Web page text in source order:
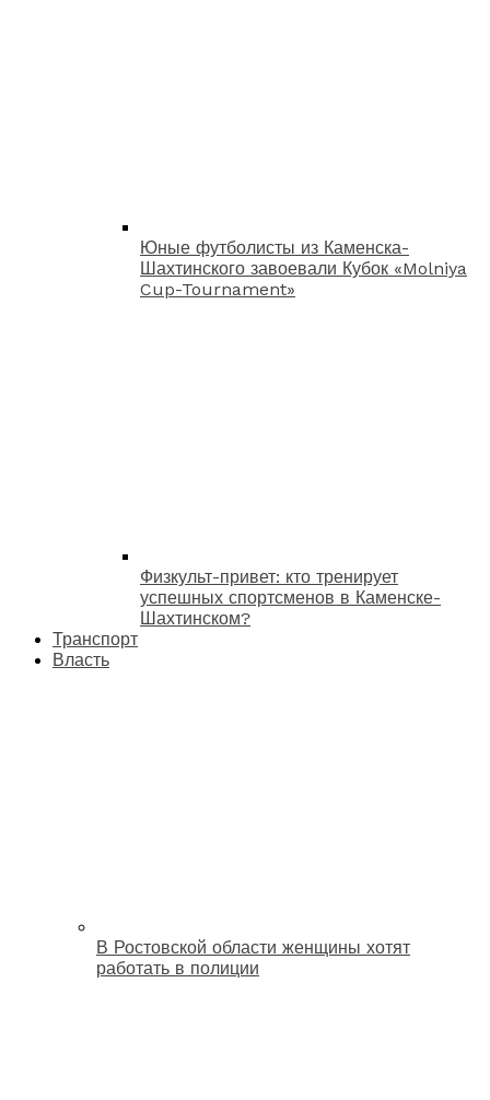
Юные футболисты из Каменска-
Шахтинского завоевали Кубок «Molniya
Cup-Tournament»
Физкульт-привет: кто тренирует
успешных спортсменов в Каменске-
Шахтинском?
Транспорт
Власть
В Ростовской области женщины хотят
работать в полиции